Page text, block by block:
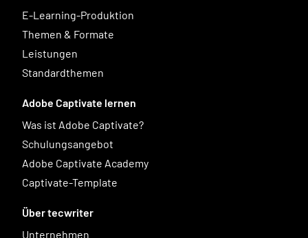
E-Learning-Produktion
Themen & Formate
Leistungen
Standardthemen
Adobe Captivate lernen
Was ist Adobe Captivate?
Schulungsangebot
Adobe Captivate Academy
Captivate-Template
Über tecwriter
Unternehmen